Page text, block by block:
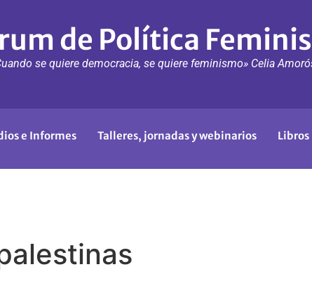
de Política
se quiere democracia, se quiere feminismo» Celia
e Informes Talleres, jornadas y webinarios Libros